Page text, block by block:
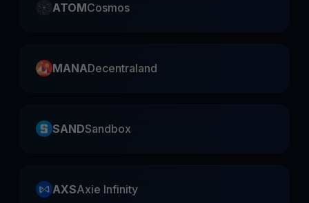
ATOMCosmos
MANADecentraland
SANDSandbox
AXSAxie Infinity